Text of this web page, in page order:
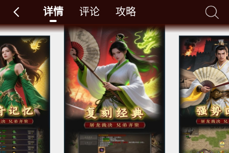
详情 评论 攻略